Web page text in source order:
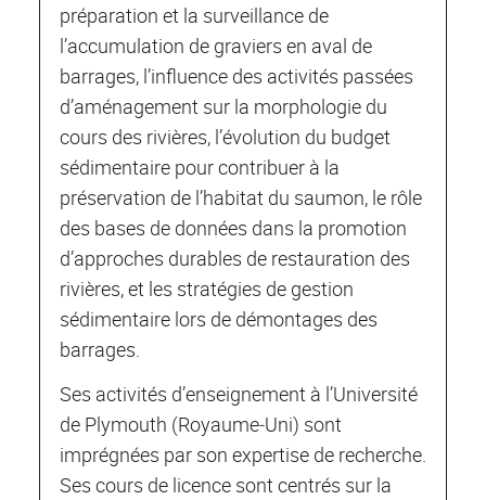
préparation et la surveillance de
l’accumulation de graviers en aval de
barrages, l’influence des activités passées
d’aménagement sur la morphologie du
cours des rivières, l’évolution du budget
sédimentaire pour contribuer à la
préservation de l’habitat du saumon, le rôle
des bases de données dans la promotion
d’approches durables de restauration des
rivières, et les stratégies de gestion
sédimentaire lors de démontages des
barrages.
Ses activités d’enseignement à l’Université
de Plymouth (Royaume‐Uni) sont
imprégnées par son expertise de recherche.
Ses cours de licence sont centrés sur la